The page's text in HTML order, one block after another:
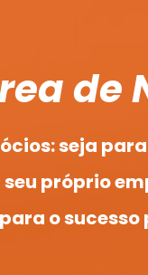
de
seja
próprio
o